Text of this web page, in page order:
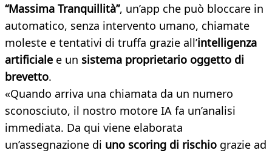
“Massima Tranquillità”, un’app che può bloccare in
automatico, senza intervento umano, chiamate
moleste e tentativi di truffa grazie all’intelligenza
artificiale e un sistema proprietario oggetto di
brevetto.
«Quando arriva una chiamata da un numero
sconosciuto, il nostro motore IA fa un’analisi
immediata. Da qui viene elaborata
un’assegnazione di uno scoring di rischio grazie ad